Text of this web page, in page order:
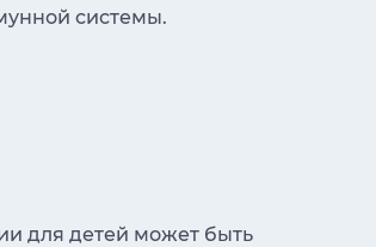
системы.
для детей может быть